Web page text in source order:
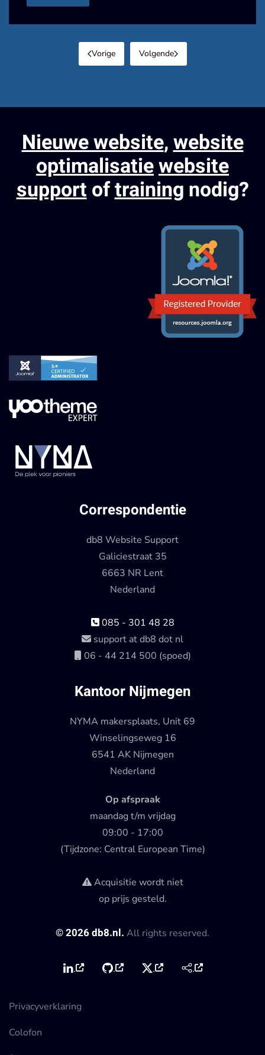
Vorige Volgende
Nieuwe website,website
optimalisatiewebsite
supportoftraining nodig?
Correspondentie
db8 Website Support
Galiciestraat 35
6663 NR Lent
Nederland
085 - 301 48 28
support at db8 dot nl
06 - 44 214 500 (spoed)
Kantoor Nijmegen
NYMA makersplaats, Unit 69
Winselingseweg 16
6541 AK Nijmegen
Nederland
Op afspraak
maandag t/m vrijdag
09:00 - 17:00
(Tijdzone: Central European Time)
Acquisitie wordt niet
op prijs gesteld.
©2026db8.nl. All rights reserved.
Privacyverklaring
Colofon